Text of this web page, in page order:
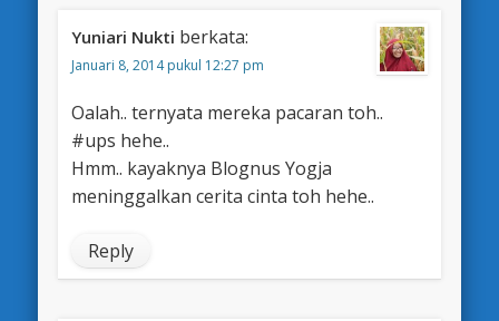
Yuniari Nukti berkata:
Januari 8, 2014 pukul 12:27 pm
Oalah.. ternyata mereka pacaran toh..
#ups hehe..
Hmm.. kayaknya Blognus Yogja
meninggalkan cerita cinta toh hehe..
Reply